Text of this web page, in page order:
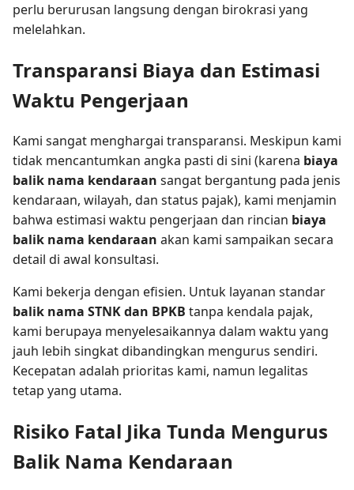
perlu berurusan langsung dengan birokrasi yang
melelahkan.
Transparansi Biaya dan Estimasi
Waktu Pengerjaan
Kami sangat menghargai transparansi. Meskipun kami
tidak mencantumkan angka pasti di sini (karena biaya
balik nama kendaraan sangat bergantung pada jenis
kendaraan, wilayah, dan status pajak), kami menjamin
bahwa estimasi waktu pengerjaan dan rincian biaya
balik nama kendaraan akan kami sampaikan secara
detail di awal konsultasi.
Kami bekerja dengan efisien. Untuk layanan standar
balik nama STNK dan BPKB tanpa kendala pajak,
kami berupaya menyelesaikannya dalam waktu yang
jauh lebih singkat dibandingkan mengurus sendiri.
Kecepatan adalah prioritas kami, namun legalitas
tetap yang utama.
Risiko Fatal Jika Tunda Mengurus
Balik Nama Kendaraan